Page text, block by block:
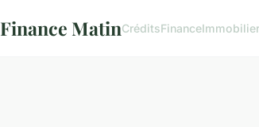
Finance MatinCréditsFinanceImmobilier